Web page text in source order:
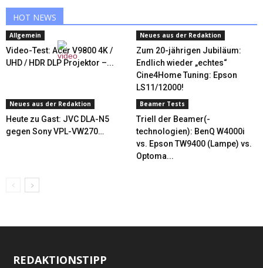
HOT NEWS
Allgemein
Video-Test: Acer V9800 4K /
UHD / HDR DLP Projektor –...
Neues aus der Redaktion
Zum 20-jährigen Jubiläum:
Endlich wieder „echtes“
Cine4Home Tuning: Epson
LS11/12000!
Neues aus der Redaktion
Heute zu Gast: JVC DLA-N5
gegen Sony VPL-VW270…
Beamer Tests
Triell der Beamer(-
technologien): BenQ W4000i
vs. Epson TW9400 (Lampe) vs.
Optoma...
REDAKTIONSTIPP